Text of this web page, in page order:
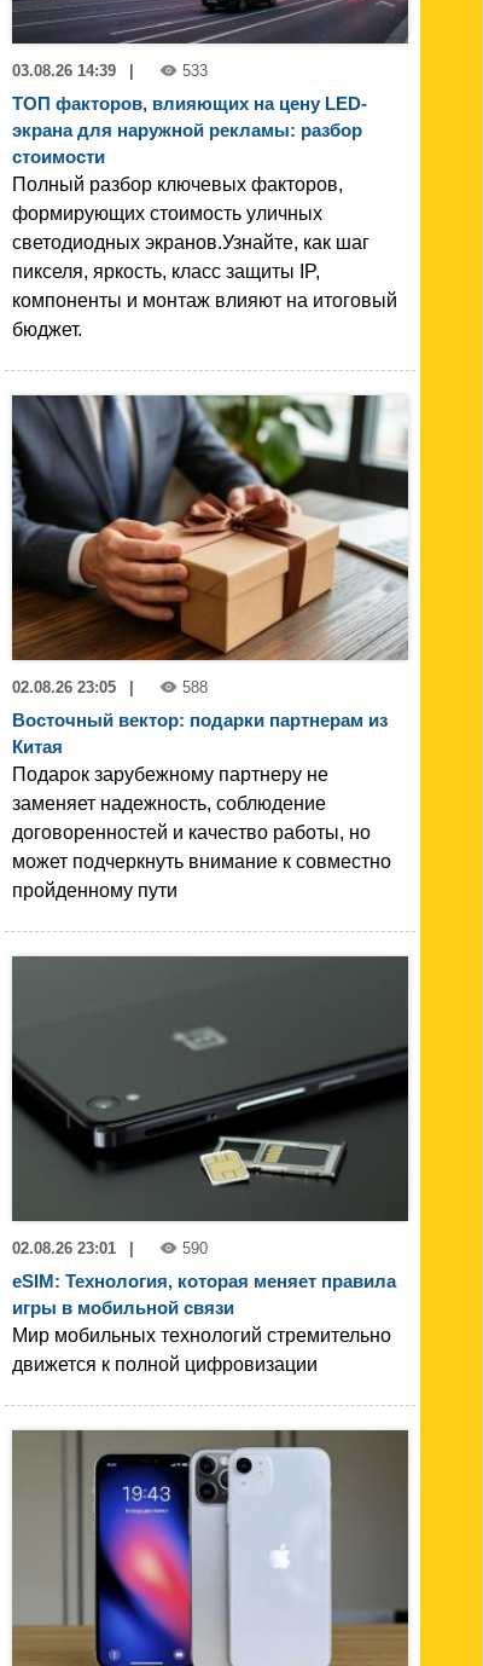
03.08.26 14:39 533
ТОП факторов, влияющих на цену LED-
экрана для наружной рекламы: разбор
стоимости
Полный разбор ключевых факторов,
формирующих стоимость уличных
светодиодных экранов.Узнайте, как шаг
пикселя, яркость, класс защиты IP,
компоненты и монтаж влияют на итоговый
бюджет.
02.08.26 23:05 588
Восточный вектор: подарки партнерам из
Китая
Подарок зарубежному партнеру не
заменяет надежность, соблюдение
договоренностей и качество работы, но
может подчеркнуть внимание к совместно
пройденному пути
02.08.26 23:01 | 590
eSIM: Технология, которая меняет правила
игры в мобильной связи
Мир мобильных технологий стремительно
движется к полной цифровизации